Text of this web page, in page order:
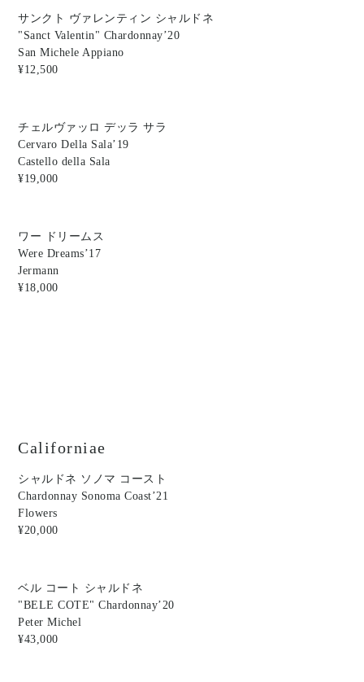
サンクト ヴァレンティン シャルドネ
"Sanct Valentin" Chardonnay’20
San Michele Appiano
¥12,500
チェルヴァッロ デッラ サラ
Cervaro Della Sala’19
Castello della Sala
¥19,000
ワー ドリームス
Were Dreams’17
Jermann
¥18,000
Californiae
シャルドネ ソノマ コースト
Chardonnay Sonoma Coast’21
Flowers
¥20,000
ベル コート シャルドネ
"BELE COTE" Chardonnay’20
Peter Michel
¥43,000